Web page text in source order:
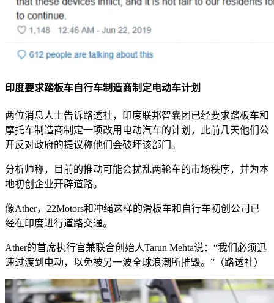
印度要求踏板车自行车制造商制定电动车计划
两位消息人士告诉路透社，印度联邦智囊团已经要求踏板车和
摩托车制造商制定一项改用电动汽车的计划，此前几天他们公
开反对政府的提议称他们会破坏该部门。
分析师称，目前的推动可能会扰乱两轮车的市场秩序，并为本
地初创企业开辟道路。
像Ather，22Motors和冲绳这样的滑板车和自行车初创公司已
经在印度进行道路交通。
Ather的首席执行官兼联合创始人Tarun Mehta说：“我们必须迅
速过渡到电动，以免被另一波全球浪潮所摧毁。”（路透社）